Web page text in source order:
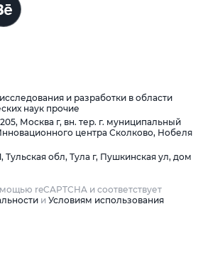
и разработки в области
наук прочие
Москва г, вн. тер. г. муниципальный
центра Сколково, Нобеля
Тульская обл, Тула г, Пушкинская ул, дом
reCAPTCHA и соответствует
и Условиям использования